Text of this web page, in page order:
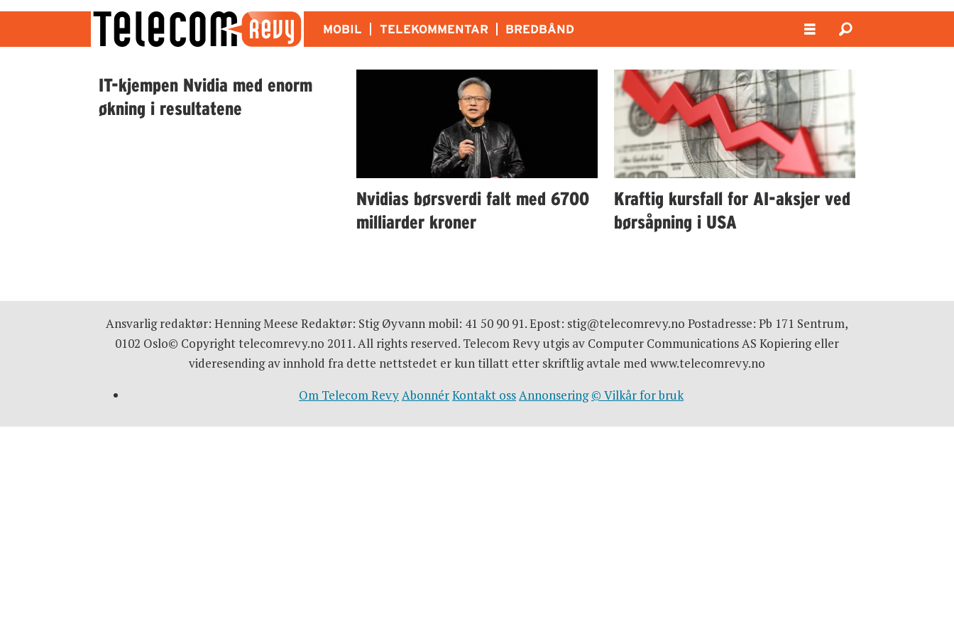
MOBIL TELEKOMMENTAR BREDBÅND
deepseek
IT-kjempen Nvidia med enorm
økning i resultatene
Nvidias børsverdi falt med 6700
milliarder kroner
Kraftig kursfall for AI-aksjer ved
børsåpning i USA
Ansvarlig redaktør: Henning Meese Redaktør: Stig Øyvann mobil: 41 50 90 91. Epost: stig@telecomrevy.no Postadresse: Pb 171 Sentrum,
0102 Oslo© Copyright telecomrevy.no 2011. All rights reserved. Telecom Revy utgis av Computer Communications AS Kopiering eller
videresending av innhold fra dette nettstedet er kun tillatt etter skriftlig avtale med www.telecomrevy.no
Om Telecom RevyAbonnérKontakt ossAnnonsering © Vilkår for bruk